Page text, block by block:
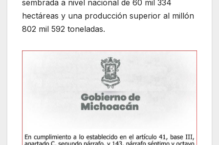
sembrada a nivel nacional de 60 mil 334
hectáreas y una producción superior al millón
802 mil 592 toneladas.